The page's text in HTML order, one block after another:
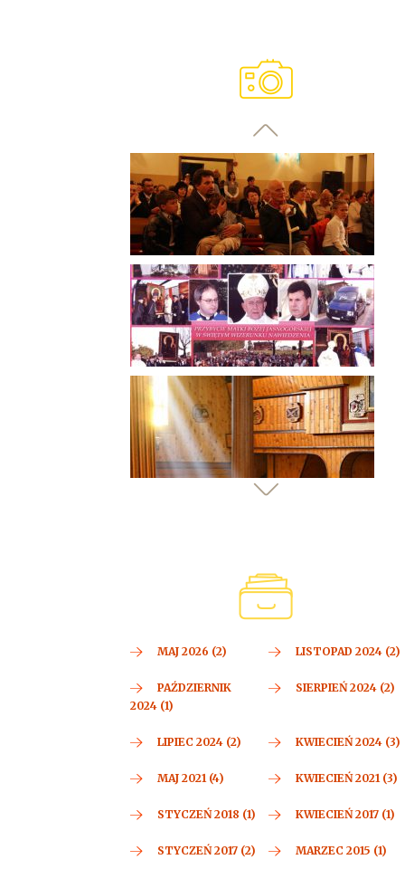
MAJ 2026 (2) LISTOPAD 2024 (2)
PAŹDZIERNIK
2024 (1)
SIERPIEŃ 2024 (2)
LIPIEC 2024 (2) KWIECIEŃ 2024 (3)
MAJ 2021 (4) KWIECIEŃ 2021 (3)
STYCZEŃ 2018 (1) KWIECIEŃ 2017 (1)
STYCZEŃ 2017 (2) MARZEC 2015 (1)